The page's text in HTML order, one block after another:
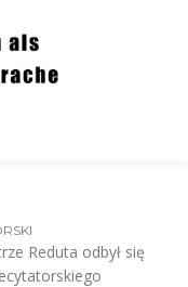
Reduta odbył się